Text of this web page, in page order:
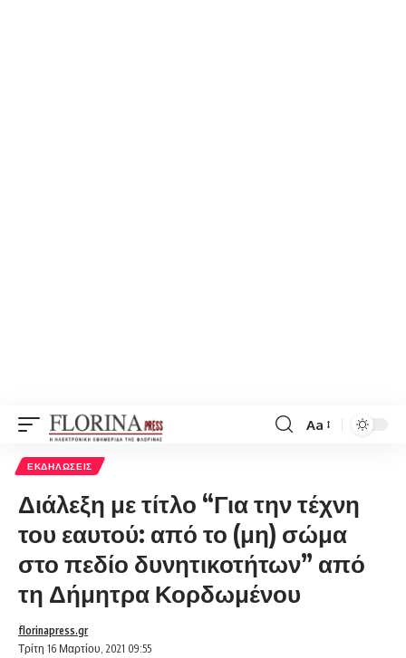
Font
Aa
ΕΚΔΗΛΏΣΕΙΣ
Διάλεξη με τίτλο “Για την τέχνη
του εαυτού: από το (μη) σώμα
στο πεδίο δυνητικοτήτων” από
τη Δήμητρα Κορδωμένου
Τρίτη 16 Μαρτίου, 2021 09:55
florinapress.gr